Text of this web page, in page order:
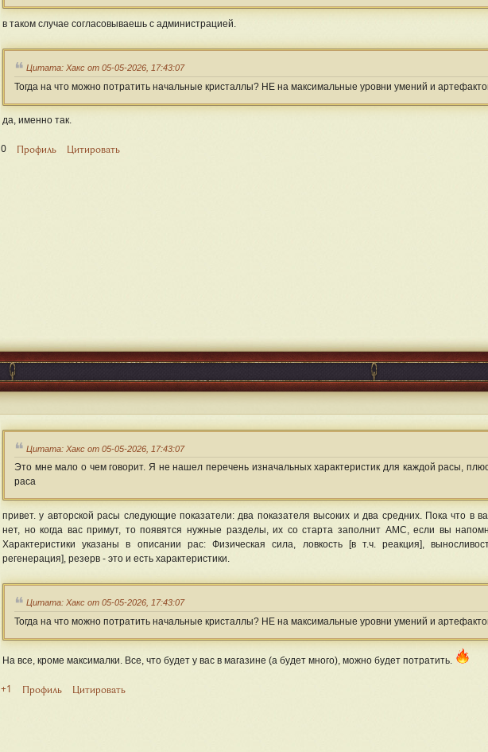
в таком случае согласовываешь с администрацией.
Цитата: Хакс от 05-05-2026, 17:43:07
Тогда на что можно потратить начальные кристаллы? НЕ на максимальные уровни умений и
да, именно так.
0 Профиль Цитировать
Цитата: Хакс от 05-05-2026, 17:43:07
Это мне мало о чем говорит. Я не нашел перечень изначальных характеристик для каждой расы,
раса
привет. у авторской расы следующие показатели: два показателя высоких и два средних. Пока что в
нет, но когда вас примут, то появятся нужные разделы, их со старта заполнит АМС, если вы
Характеристики указаны в описании рас: Физическая сила, ловкость [в т.ч. реакция],
регенерация], резерв - это и есть характеристики.
Цитата: Хакс от 05-05-2026, 17:43:07
Тогда на что можно потратить начальные кристаллы? НЕ на максимальные уровни умений и
На все, кроме максималки. Все, что будет у вас в магазине (а будет много), можно будет потратить.
+1 Профиль Цитировать